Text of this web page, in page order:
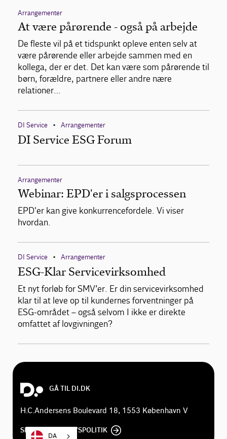
Arrangementer
At være pårørende - også på arbejde
De fleste vil på et tidspunkt opleve enten selv at
være pårørende eller arbejde sammen med en
kollega, der er det. Det kan være som pårørende til
børn, forældre, partnere eller andre nære
relationer…
DI Service • Arrangementer
DI Service ESG Forum
Arrangementer
Webinar: EPD'er i salgsprocessen
EPD'er kan give konkurrencefordele. Vi viser
hvordan.
DI Service • Arrangementer
ESG-Klar Servicevirksomhed
Et nyt forløb for SMV’er. Er din servicevirksomhed
klar til at leve op til kundernes forventninger på
ESG-området – også selvom I ikke er direkte
omfattet af lovgivningen?
GÅ TIL DI.DK
H.C.Andersens Boulevard 18, 1553 København V
SE DI'S PRIVATLIVSPOLITIK
DA